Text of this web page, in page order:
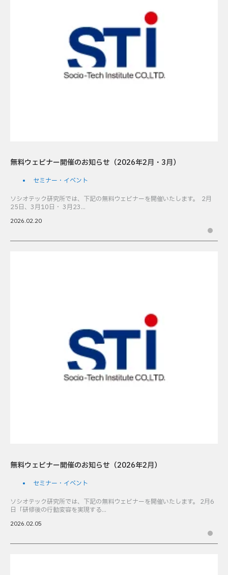
無料ウェビナー開催のお知らせ（2026年2月・3月）
セミナー・イベント
ソシオテック研究所では、下記の無料ウェビナーを開催いたします。 2月
25日、3月10日・ 3月23...
2026.02.20
無料ウェビナー開催のお知らせ（2026年2月）
セミナー・イベント
ソシオテック研究所では、下記の無料ウェビナーを開催いたします。 2月6
日「研修後の行動変容を実現する...
2026.02.05